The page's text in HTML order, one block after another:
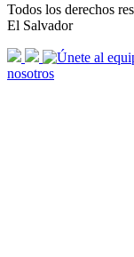
Todos los derechos
El Salvador
scroll
arrow
nosotros